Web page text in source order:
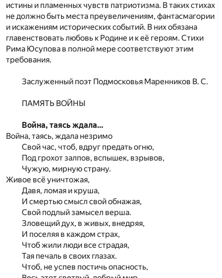
истины и пламенных чувств патриотизма. В таких стихах
не должно быть места преувеличениям, фантасмагории
и искажениям исторических событий. В них обязана
главенствовать любовь к Родине и к её героям. Стихи
Рима Юсупова в полной мере соответствуют этим
требования.
Заслуженный поэт Подмосковья Маренников В. С.
ПАМЯТЬ ВОЙНЫ
Война, таясь ждала…
Война, таясь, ждала незримо
Свой час, чтоб, вдруг предать огню,
Под грохот залпов, вспышек, взрывов,
Чужую, мирную страну.
Живое всё уничтожая,
Давя, ломая и круша,
И смертью смысл свой обнажая,
Свой подлый замысел верша.
Зловещий дух, в живых, внедряя,
И поселяя в каждом страх,
Чтоб жили люди все страдая,
Тая печаль в своих глазах.
Чтоб, не успев постичь опасность,